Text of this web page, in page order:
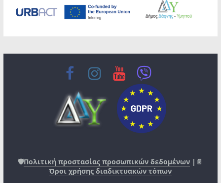
🛡️Πολιτική προστασίας προσωπικών δεδομένων |📄
Όροι χρήσης διαδικτυακών τόπων